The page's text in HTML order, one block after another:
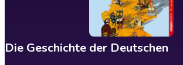
Die Geschichte der Deutschen